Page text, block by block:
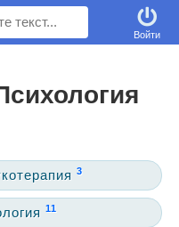
Войти
3
11